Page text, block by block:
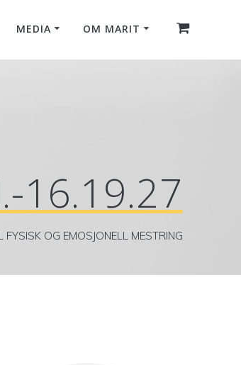
MEDIA OM MARIT
16.19.27
FYSISK OG EMOSJONELL MESTRING